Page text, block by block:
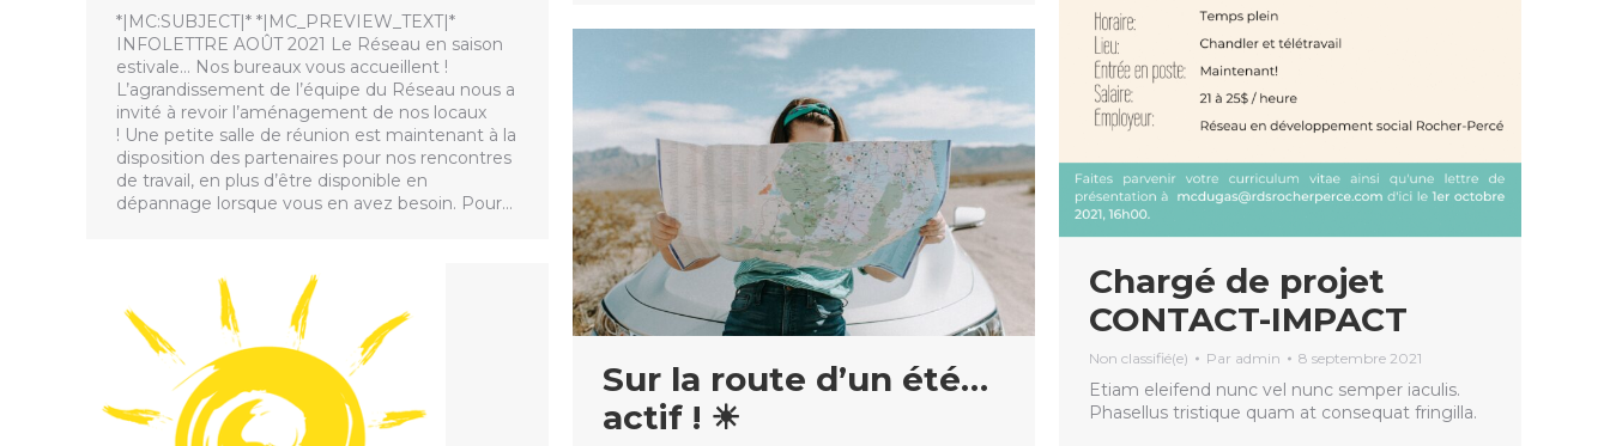
Chargé de projet
CONTACT-IMPACT
Non classifié(e) Par admin 8 septembre 2021
Etiam eleifend nunc vel nunc semper iaculis.
Phasellus tristique quam at consequat fringilla.
*|MC:SUBJECT|* *|MC_PREVIEW_TEXT|*
INFOLETTRE AOÛT 2021 Le Réseau en saison
estivale… Nos bureaux vous accueillent !
L’agrandissement de l’équipe du Réseau nous a
invité à revoir l’aménagement de nos locaux
! Une petite salle de réunion est maintenant à la
disposition des partenaires pour nos rencontres
de travail, en plus d’être disponible en
dépannage lorsque vous en avez besoin. Pour…
Sur la route d’un été…
actif ! ☀